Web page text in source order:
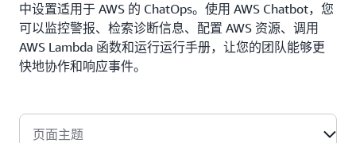
中设置适用于 AWS 的 ChatOps。使用 AWS Chatbot，您
可以监控警报、检索诊断信息、配置 AWS 资源、调用
AWS Lambda 函数和运行运行手册，让您的团队能够更
快地协作和响应事件。
页面主题